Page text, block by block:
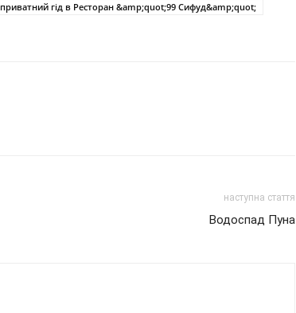
приватний гід в Ресторан &amp;quot;99 Сифуд&amp;quot;
наступна стаття
Водоспад Пуна